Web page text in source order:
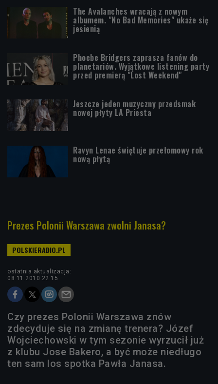
The Avalanches wracają z nowym
albumem. "No Bad Memories" ukaże się
jesienią
Phoebe Bridgers zaprasza fanów do
planetariów. Wyjątkowe listening party
przed premierą "Lost Weekend"
Jeszcze jeden muzyczny przedsmak
nowej płyty LA Priesta
Ravyn Lenae świętuje przełomowy rok
nową płytą
Prezes Polonii Warszawa zwolni Janasa?
ostatnia aktualizacja:
08.11.2010 22:15
Czy prezes Polonii Warszawa znów
zdecyduje się na zmianę trenera? Józef
Wojciechowski w tym sezonie wyrzucił już
z klubu Jose Bakero, a być może niedługo
ten sam los spotka Pawła Janasa.